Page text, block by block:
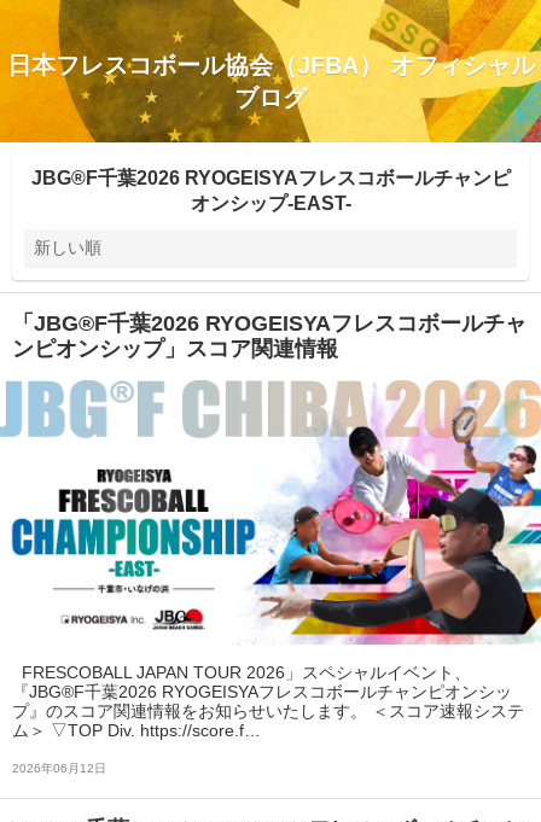
日本フレスコボール協会（JFBA） オフィシャル
ブログ
JBG®F千葉2026 RYOGEISYAフレスコボールチャンピ
オンシップ-EAST-
「JBG®F千葉2026 RYOGEISYAフレスコボールチャ
ンピオンシップ」スコア関連情報
FRESCOBALL JAPAN TOUR 2026」スペシャルイベント、
『JBG®F千葉2026 RYOGEISYAフレスコボールチャンピオンシッ
プ』のスコア関連情報をお知らせいたします。 ＜スコア速報システ
ム＞ ▽TOP Div. https://score.f…
2026年06月12日